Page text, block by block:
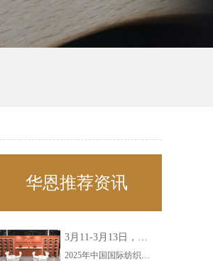
华恩推荐资讯
3月11-3月13日，华恩诚邀您共赴上海面辅料春夏展——华恩
2025年中国国际纺织面料及辅料（春夏）博览会即将盛大开启！感谢您对华恩品牌的关注！3.11-3.13，杭州华恩（LEMONLEE）诚邀您共赴这场春日的宴会！